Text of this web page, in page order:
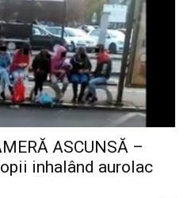
ASCUNSĂ –
inhalând aurolac